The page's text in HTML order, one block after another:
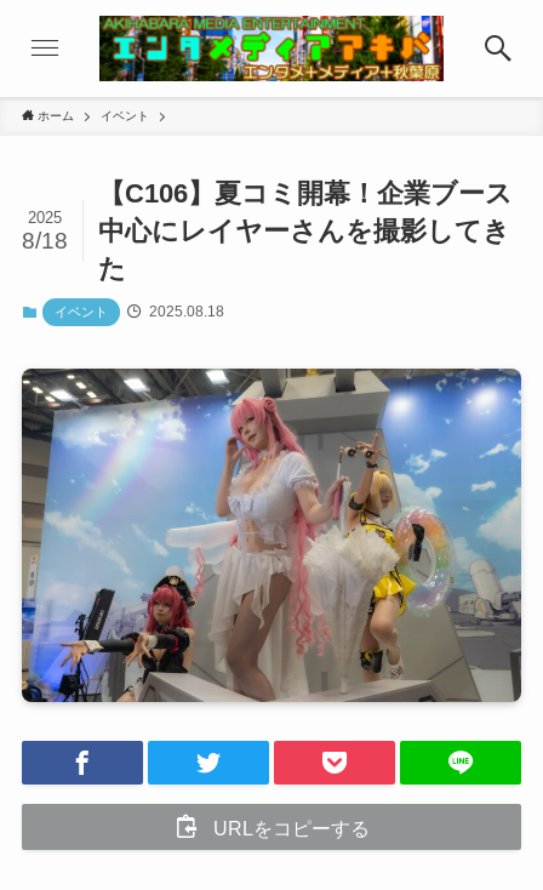
ホーム イベント
【C106】夏コミ開幕！企業ブース
中心にレイヤーさんを撮影してき
た
2025
8/18
イベント 2025.08.18
URLをコピーする